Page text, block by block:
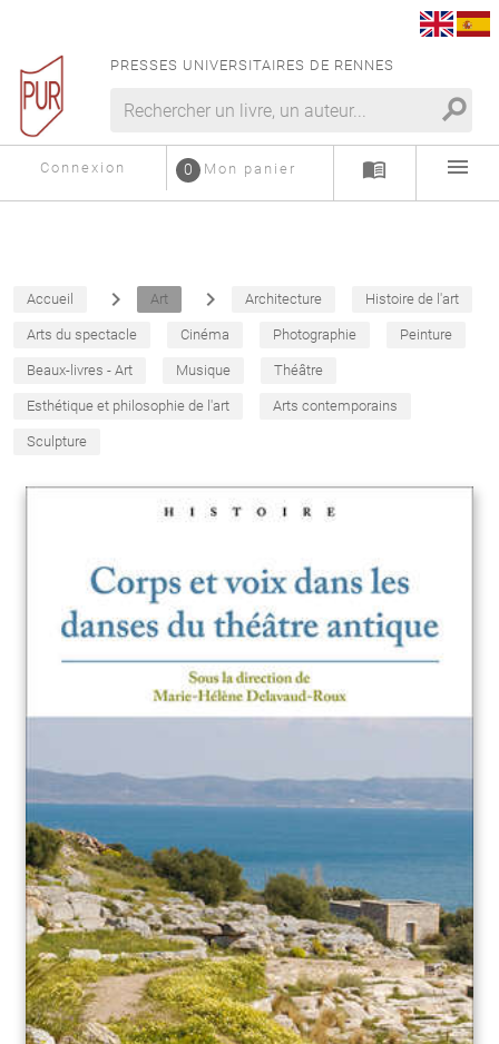
PRESSES UNIVERSITAIRES DE RENNES
search
Connexion Mon panier
0 menu_book menu
Accueil navigate_next Art navigate_next Architecture Histoire de l'art
Arts du spectacle Cinéma Photographie Peinture
Beaux-livres - Art Musique Théâtre
Esthétique et philosophie de l'art Arts contemporains
Sculpture